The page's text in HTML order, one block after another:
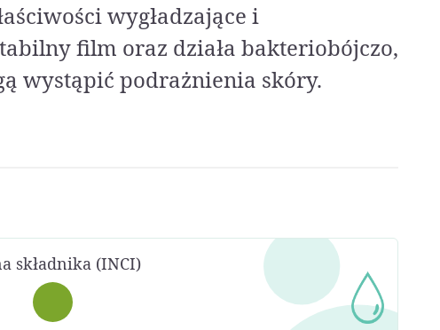
wygładzające i
film oraz działa bakteriobójczo,
wystąpić podrażnienia skóry.
składnika (INCI)